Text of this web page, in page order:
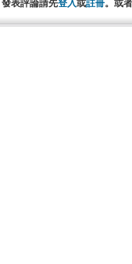
發表評論請先登入或註冊。或